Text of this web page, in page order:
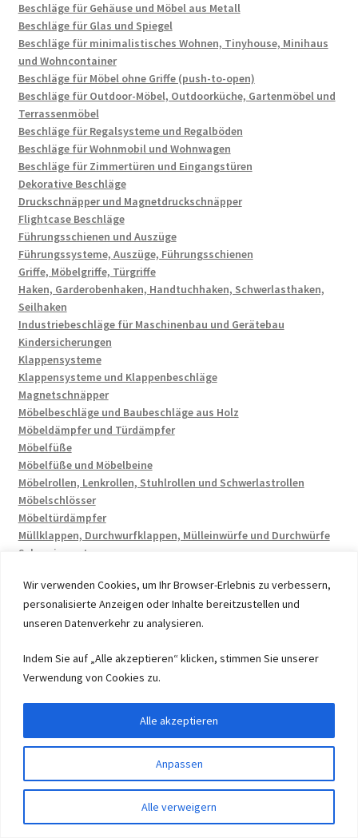
Wir verwenden Cookies, um Ihr Browser-Erlebnis zu verbessern,
personalisierte Anzeigen oder Inhalte bereitzustellen und
unseren Datenverkehr zu analysieren.
Indem Sie auf „Alle akzeptieren“ klicken, stimmen Sie unserer
Verwendung von Cookies zu.
Anpassen
Alle verweigern
Alle akzeptieren
Beschläge für Gehäuse und Möbel aus Metall
Beschläge für Glas und Spiegel
Beschläge für minimalistisches Wohnen, Tinyhouse, Minihaus
und Wohncontainer
Beschläge für Möbel ohne Griffe (push-to-open)
Beschläge für Outdoor-Möbel, Outdoorküche, Gartenmöbel und
Terrassenmöbel
Beschläge für Regalsysteme und Regalböden
Beschläge für Wohnmobil und Wohnwagen
Beschläge für Zimmertüren und Eingangstüren
Dekorative Beschläge
Druckschnäpper und Magnetdruckschnäpper
Flightcase Beschläge
Führungsschienen und Auszüge
Führungssysteme, Auszüge, Führungsschienen
Griffe, Möbelgriffe, Türgriffe
Haken, Garderobenhaken, Handtuchhaken, Schwerlasthaken,
Seilhaken
Industriebeschläge für Maschinenbau und Gerätebau
Kindersicherungen
Klappensysteme
Klappensysteme und Klappenbeschläge
Magnetschnäpper
Möbelbeschläge und Baubeschläge aus Holz
Möbeldämpfer und Türdämpfer
Möbelfüße
Möbelfüße und Möbelbeine
Möbelrollen, Lenkrollen, Stuhlrollen und Schwerlastrollen
Möbelschlösser
Möbeltürdämpfer
Müllklappen, Durchwurfklappen, Mülleinwürfe und Durchwürfe
Scharniersysteme
Schlösser
Schubladen und Schubkästen
Sonstige Beschläge
High quality Fittings, mechanical Components and
Fasteners
Suchen
Suchen